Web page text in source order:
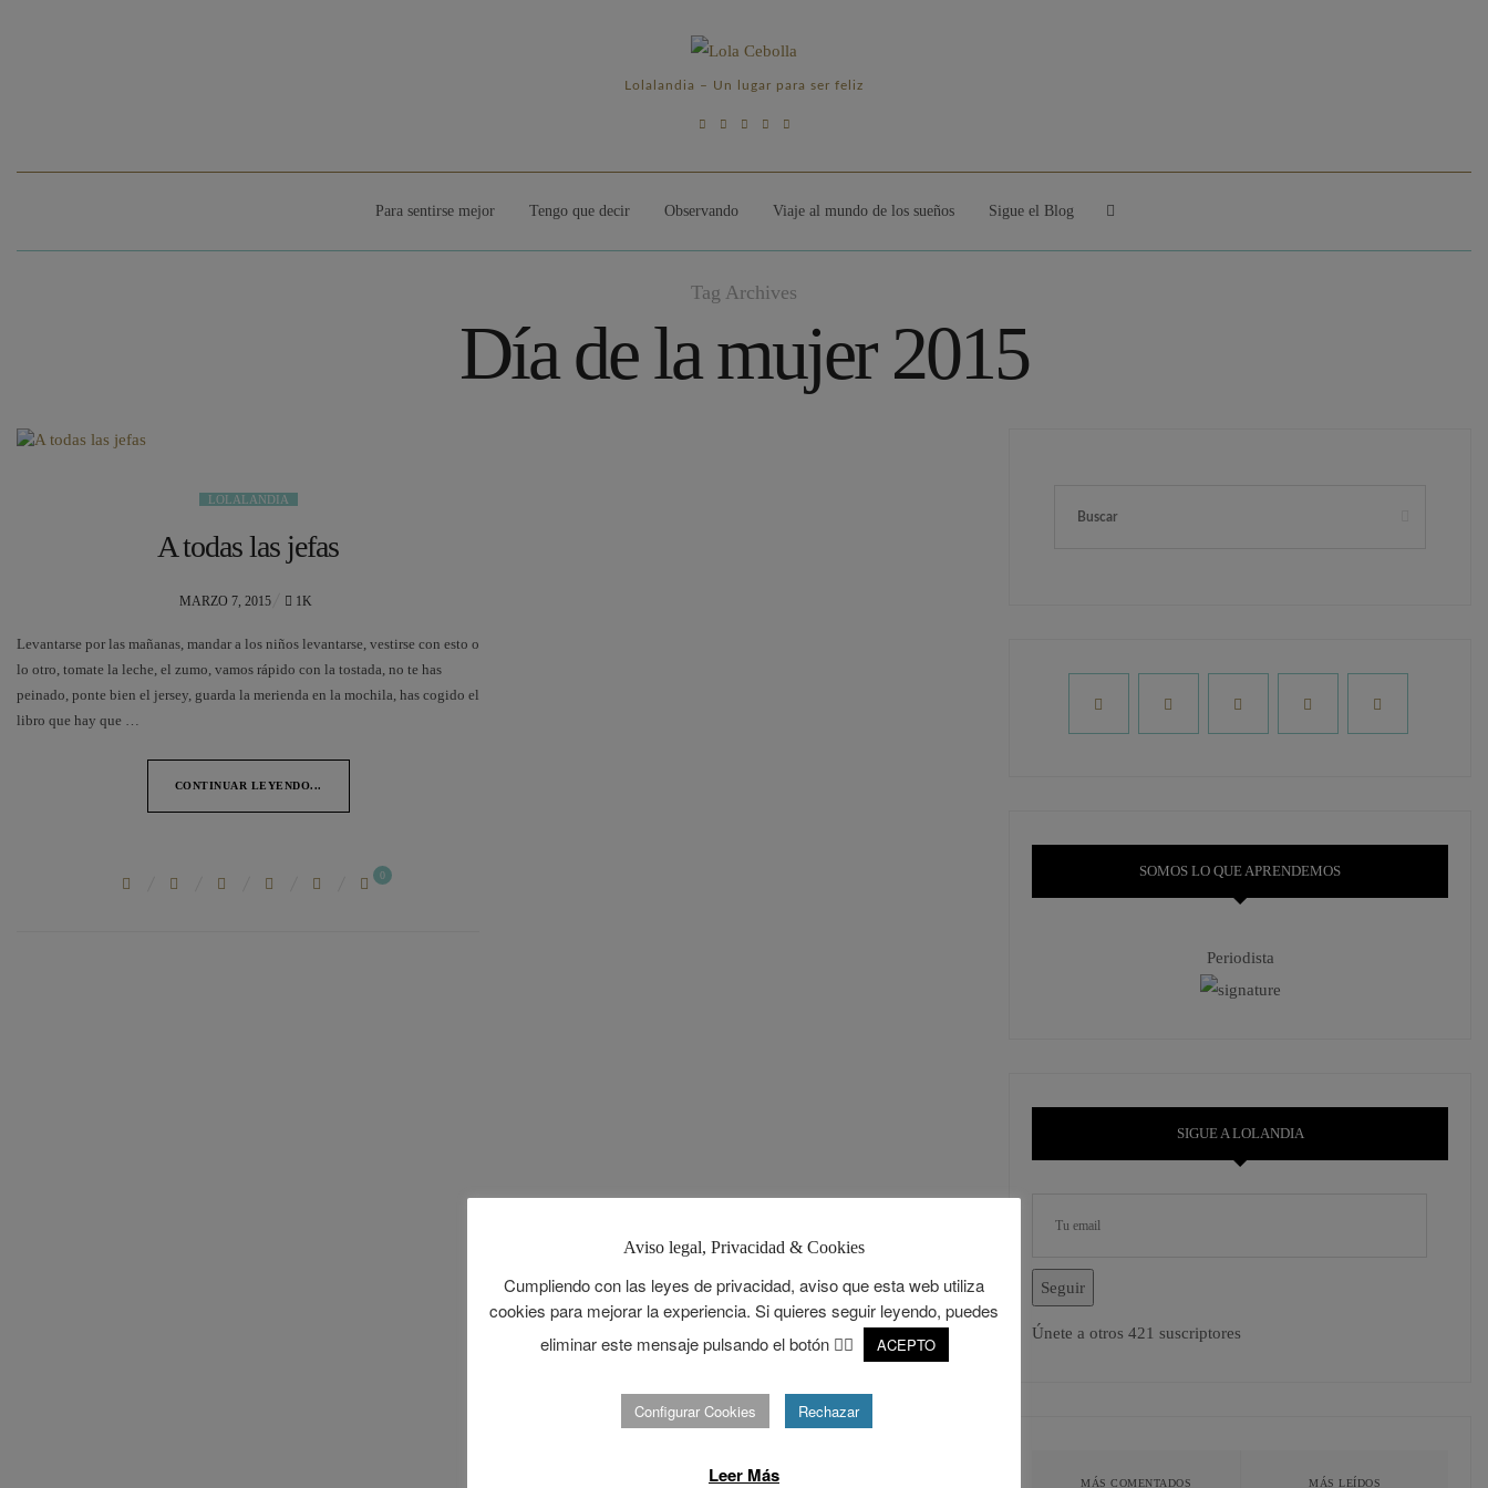
Lolalandia – Un lugar para ser feliz
Para sentirse mejor Tengo que decir Observando Viaje al mundo de los sueños Sigue el Blog
Tag Archives
Día de la mujer 2015
LOLALANDIA
A todas las jefas
POSTED
MARZO 7, 2015 1K
Levantarse por las mañanas, mandar a los niños levantarse, vestirse con esto o
lo otro, tomate la leche, el zumo, vamos rápido con la tostada, no te has
peinado, ponte bien el jersey, guarda la merienda en la mochila, has cogido el
libro que hay que …
CONTINUAR LEYENDO...
0 SOMOS LO QUE APRENDEMOS
Periodista
SIGUE A LOLANDIA
Seguir
Únete a otros 421 suscriptores
MÁS COMENTADOS MÁS LEÍDOS
Aviso legal, Privacidad & Cookies
Cumpliendo con las leyes de privacidad, aviso que esta web utiliza
cookies para mejorar la experiencia. Si quieres seguir leyendo, puedes
eliminar este mensaje pulsando el botón 👉🏻
ACEPTO
Configurar Cookies Rechazar
Leer Más